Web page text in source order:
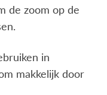
de zoom op de
in
makkelijk door